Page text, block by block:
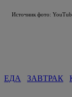
Источник фото:
ЕДА ЗАВТРАК